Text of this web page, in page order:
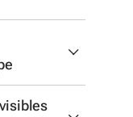
vocation est
des
des
auprès
seulement